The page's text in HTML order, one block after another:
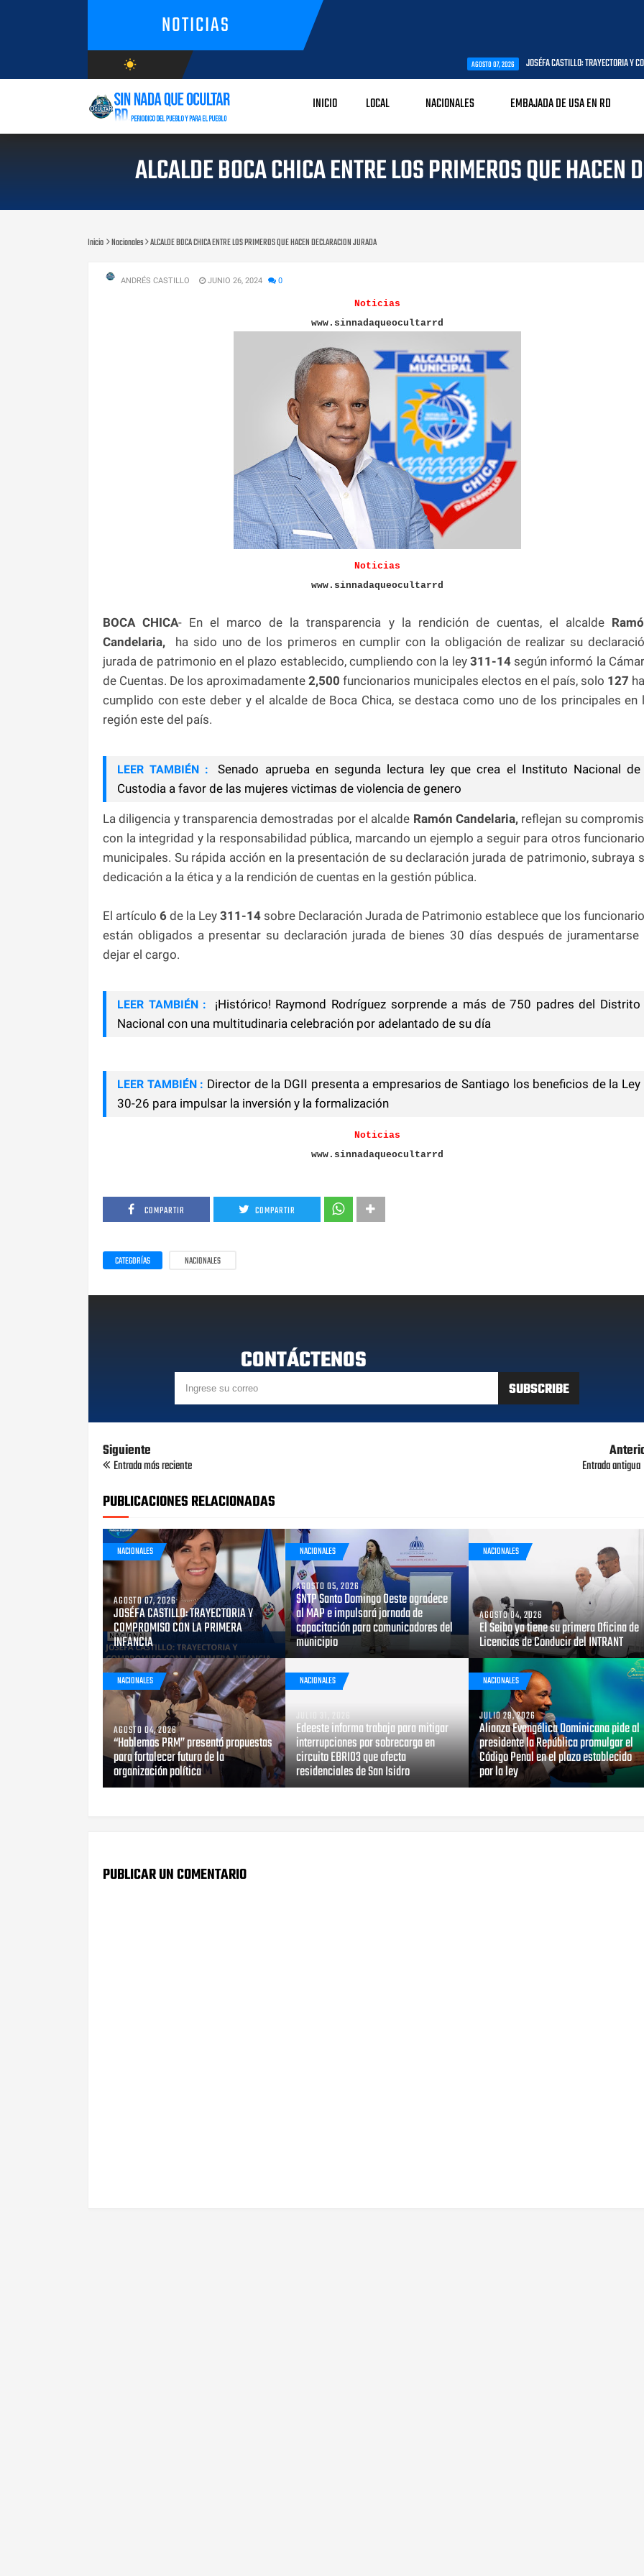
NOTICIAS
wb_sunny
AGOSTO/10/2026
JOSÉFA CASTILLO: TRAYECTORIA Y COMPROMISO CON
INICIO LOCAL NACIONALES EMBAJADA DE USA EN RD
ALCALDE BOCA CHICA ENTRE LOS PRIMEROS QUE HACEN
Inicio Nacionales ALCALDE BOCA CHICA ENTRE LOS PRIMEROS QUE HACEN DECLARACION JURADA
ANDRÉS CASTILLO JUNIO 26, 2024 0
Noticias
www.sinnadaqueocultarrd
Noticias
www.sinnadaqueocultarrd
BOCA CHICA- En el marco de la transparencia y la rendición de cuentas, el alcalde
Candelaria,
ha sido uno de los primeros en cumplir con la obligación de realizar su
jurada de patrimonio en el plazo establecido, cumpliendo con la ley 311-14según informó la
de Cuentas. De los aproximadamente 2,500 funcionarios municipales electos en el país, solo 127
cumplido con este deber y el alcalde de Boca Chica, se destaca como uno de los principales en
región este del país.
LEER TAMBIÉN :
Senado aprueba en segunda lectura ley que crea el Instituto Nacional de
Custodia a favor de las mujeres victimas de violencia de genero
La diligencia y transparencia demostradas por el alcalde Ramón Candelaria, reflejan su
con la integridad y la responsabilidad pública, marcando un ejemplo a seguir para otros
municipales. Su rápida acción en la presentación de su declaración jurada de patrimonio, subraya
dedicación a la ética y a la rendición de cuentas en la gestión pública.
El artículo 6 de la Ley 311-14 sobre Declaración Jurada de Patrimonio establece que los
están obligados a presentar su declaración jurada de bienes 30 días después de juramentarse
dejar el cargo.
LEER TAMBIÉN :
¡Histórico! Raymond Rodríguez sorprende a más de 750 padres del Distrito
Nacional con una multitudinaria celebración por adelantado de su día
LEER TAMBIÉN : Director de la DGII presenta a empresarios de Santiago los beneficios de la Ley
30-26 para impulsar la inversión y la formalización
Noticias
www.sinnadaqueocultarrd
COMPARTIR COMPARTIR
CATEGORÍAS NACIONALES
CONTÁCTENOS
Siguiente
Entrada más reciente Entrada antigua
PUBLICACIONES RELACIONADAS
NACIONALES
AGOSTO 07, 2026
JOSÉFA CASTILLO: TRAYECTORIA Y
COMPROMISO CON LA PRIMERA
INFANCIA
NACIONALES
AGOSTO 05, 2026
SNTP Santo Domingo Oeste agradece
al MAP e impulsará jornada de
capacitación para comunicadores del
municipio
NACIONALES
AGOSTO 04, 2026
El Seibo ya tiene su primera Oficina de
Licencias de Conducir del INTRANT
NACIONALES
AGOSTO 04, 2026
“Hablemos PRM” presentó propuestas
para fortalecer futuro de la
organización política
NACIONALES
JULIO 31, 2026
Edeeste informa trabaja para mitigar
interrupciones por sobrecarga en
circuito EBRI03 que afecta
residenciales de San Isidro
NACIONALES
JULIO 29, 2026
Alianza Evangélica Dominicana pide al
presidente la República promulgar el
Código Penal en el plazo establecido
por la ley
PUBLICAR UN COMENTARIO